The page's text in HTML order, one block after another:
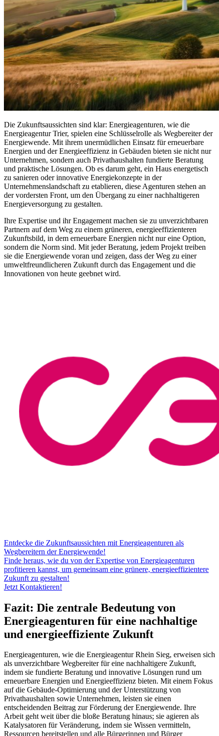
Die Zukunftsaussichten sind klar: Energieagenturen, wie die
Energieagentur Trier, spielen eine Schlüsselrolle als Wegbereiter der
Energiewende. Mit ihrem unermüdlichen Einsatz für erneuerbare
Energien und der Energieeffizienz in Gebäuden bieten sie nicht nur
Unternehmen, sondern auch Privathaushalten fundierte Beratung
und praktische Lösungen. Ob es darum geht, ein Haus energetisch
zu sanieren oder innovative Energiekonzepte in der
Unternehmenslandschaft zu etablieren, diese Agenturen stehen an
der vordersten Front, um den Übergang zu einer nachhaltigeren
Energieversorgung zu gestalten.
Ihre Expertise und ihr Engagement machen sie zu unverzichtbaren
Partnern auf dem Weg zu einem grüneren, energieeffizienteren
Zukunftsbild, in dem erneuerbare Energien nicht nur eine Option,
sondern die Norm sind. Mit jeder Beratung, jedem Projekt treiben
sie die Energiewende voran und zeigen, dass der Weg zu einer
umweltfreundlicheren Zukunft durch das Engagement und die
Innovationen von heute geebnet wird.
Entdecke die Zukunftsaussichten mit Energieagenturen als
Wegbereitern der Energiewende!
Finde heraus, wie du von der Expertise von Energieagenturen
profitieren kannst, um gemeinsam eine grünere, energieeffizientere
Zukunft zu gestalten!
Jetzt Kontaktieren!
Fazit: Die zentrale Bedeutung von
Energieagenturen für eine nachhaltige
und energieeffiziente Zukunft
Energieagenturen, wie die Energieagentur Rhein Sieg, erweisen sich
als unverzichtbare Wegbereiter für eine nachhaltigere Zukunft,
indem sie fundierte Beratung und innovative Lösungen rund um
erneuerbare Energien und Energieeffizienz bieten. Mit einem Fokus
auf die Gebäude-Optimierung und der Unterstützung von
Privathaushalten sowie Unternehmen, leisten sie einen
entscheidenden Beitrag zur Förderung der Energiewende. Ihre
Arbeit geht weit über die bloße Beratung hinaus; sie agieren als
Katalysatoren für Veränderung, indem sie Wissen vermitteln,
Ressourcen bereitstellen und alle Bürgerinnen und Bürger